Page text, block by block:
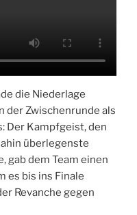
die Niederlage
der Zwischenrunde als
Der Kampfgeist, den
überlegenste
gab dem Team einen
es bis ins Finale
Revanche gegen